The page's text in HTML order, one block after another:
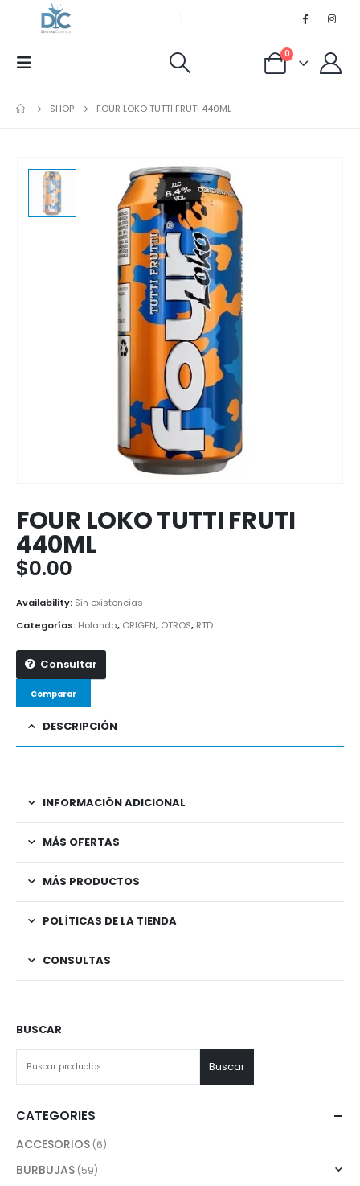
0
SHOP FOUR LOKO TUTTI FRUTI 440ML
FOUR LOKO TUTTI FRUTI
440ML
$0.00
Availability: Sin existencias
Categorías: Holanda, ORIGEN, OTROS, RTD
Consultar
Comparar
DESCRIPCIÓN
INFORMACIÓN ADICIONAL
MÁS OFERTAS
MÁS PRODUCTOS
POLÍTICAS DE LA TIENDA
CONSULTAS
BUSCAR
Buscar
CATEGORIES
ACCESORIOS (6)
BURBUJAS (59)